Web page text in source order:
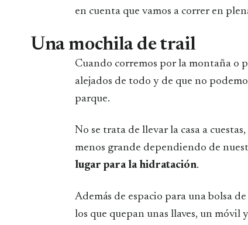
en cuenta que vamos a correr en
Una mochila de trail
Cuando corremos por la montaña o
alejados de todo y de que no
parque.
No se trata de llevar la casa a
menos grande dependiendo de
lugar para la hidratación.
Además de espacio para una bolsa
los que quepan unas llaves, un